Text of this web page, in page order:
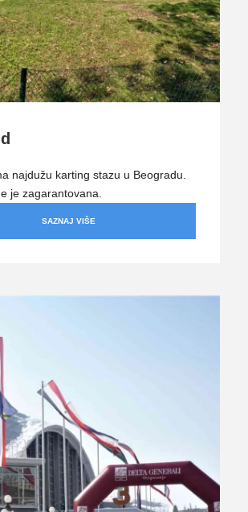
najdužu karting stazu u Beogradu.
je zagarantovana.
SAZNAJ VIŠE